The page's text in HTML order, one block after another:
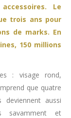
Le
trois ans pour
de marks. En
150 millions
: visage rond,
que quatre
deviennent aussi
savamment et